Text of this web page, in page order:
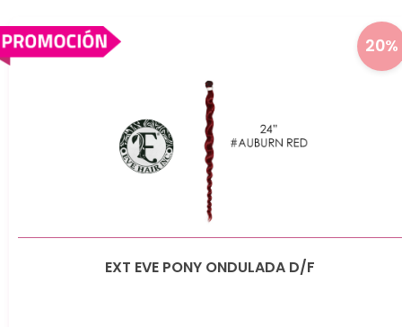
20%
EXT EVE PONY ONDULADA D/F